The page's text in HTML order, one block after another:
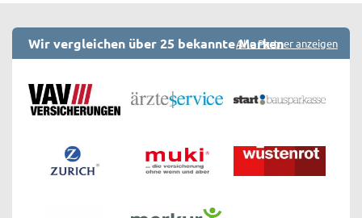
Wir vergleichen über 25 bekannte MarkenAlle Partner anzeigen